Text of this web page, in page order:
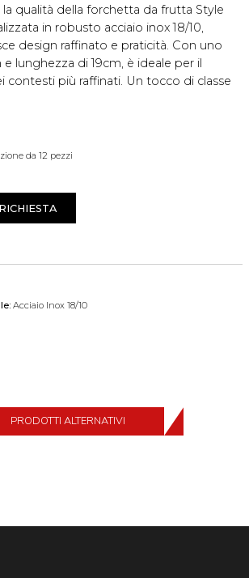
la qualità della forchetta da frutta Style
in robusto acciaio inox 18/10,
design raffinato e praticità. Con uno
lunghezza di 19cm, è ideale per il
contesti più raffinati. Un tocco di classe
da 12 pezzi
Acciaio Inox 18/10
PRODOTTI ALTERNATIVI